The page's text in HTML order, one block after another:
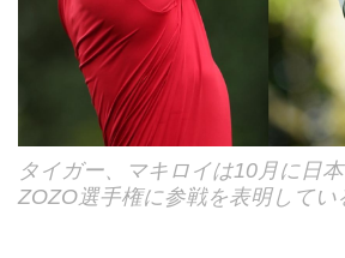
タイガー、マキロイは10月に日
ZOZO選手権に参戦を表明してい